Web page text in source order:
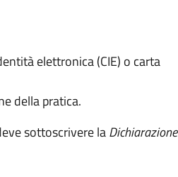
elettronica (CIE) o carta
della pratica.
sottoscrivere laDichiarazione